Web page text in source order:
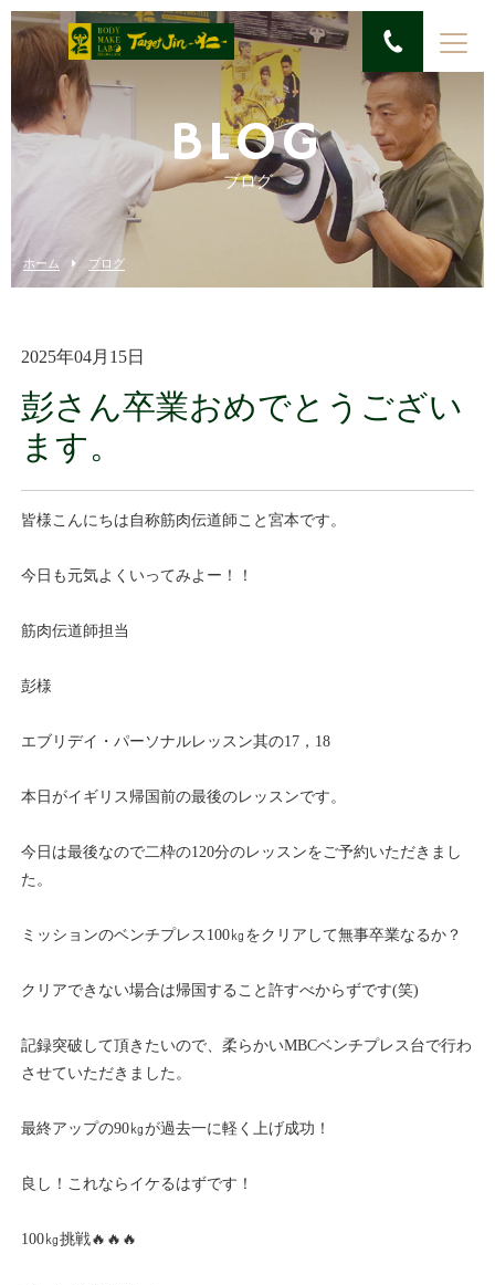
BLOG
ブログ
ホーム ブログ
2025年04月15日
彭さん卒業おめでとうござい
ます。
皆様こんにちは自称筋肉伝道師こと宮本です。
今日も元気よくいってみよー！！
筋肉伝道師担当
彭様
エブリデイ・パーソナルレッスン其の17，18
本日がイギリス帰国前の最後のレッスンです。
今日は最後なので二枠の120分のレッスンをご予約いただきまし
た。
ミッションのベンチプレス100㎏をクリアして無事卒業なるか？
クリアできない場合は帰国すること許すべからずです(笑)
記録突破して頂きたいので、柔らかいMBCベンチプレス台で行わ
させていただきました。
最終アップの90㎏が過去一に軽く上げ成功！
良し！これならイケるはずです！
100㎏挑戦🔥🔥🔥